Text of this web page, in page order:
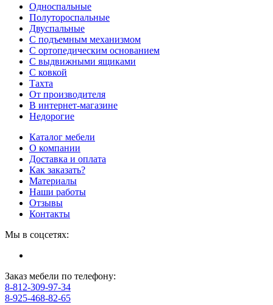
Односпальные
Полутороспальные
Двуспальные
С подъемным механизмом
С ортопедическим основанием
С выдвижными ящиками
С ковкой
Тахта
От производителя
В интернет-магазине
Недорогие
Каталог мебели
О компании
Доставка и оплата
Как заказать?
Материалы
Наши работы
Отзывы
Контакты
Мы в соцсетях:
Заказ мебели по телефону:
8-812-309-97-34
8-925-468-82-65